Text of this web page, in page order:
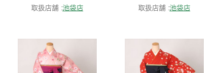
取扱店舗 :池袋店 取扱店舗 :池袋店